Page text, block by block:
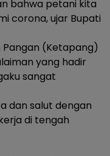
bahwa petani kita
corona, ujar Bupati
Pangan (Ketapang)
yang hadir
sangat
dan salut dengan
di tengah